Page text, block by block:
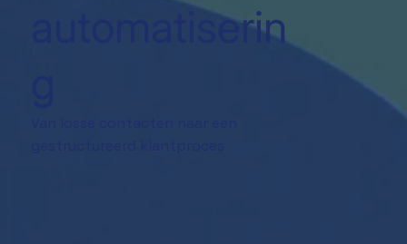
automatiserin